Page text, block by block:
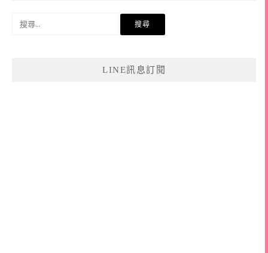
LINE訊息訂閱